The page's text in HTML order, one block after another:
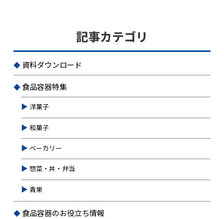
記事カテゴリ
資料ダウンロード
食品容器特集
洋菓子
和菓子
ベーカリー
惣菜・丼・弁当
青果
食品容器のお役立ち情報